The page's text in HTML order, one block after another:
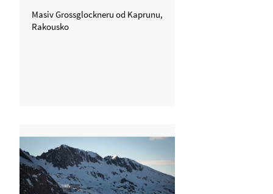
Masiv Grossglockneru od Kaprunu,
Rakousko